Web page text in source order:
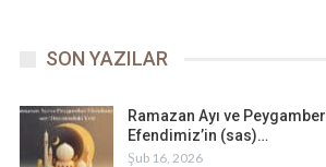
SON YAZILAR
Ramazan Ayı ve Peygamber
Efendimiz’in (sas)…
Şub 16, 2026